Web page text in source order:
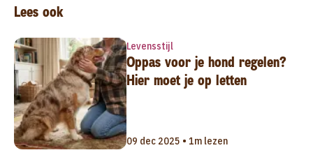
Lees ook
Levensstijl
Oppas voor je hond regelen?
Hier moet je op letten
09 dec 2025 • 1m lezen